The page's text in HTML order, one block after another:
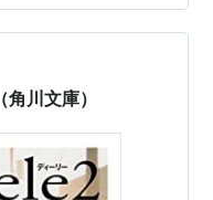
に所属する記者であ
自の人脈と人の懐に
好奇心で数々のスク
事…
川文庫）